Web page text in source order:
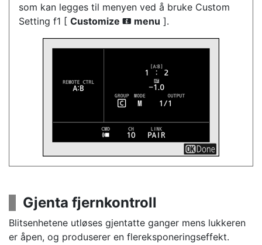
som kan legges til menyen ved å bruke Custom
Setting f1 [ Customize i menu ].
Gjenta fjernkontroll
Blitsenhetene utløses gjentatte ganger mens lukkeren
er åpen, og produserer en flereksponeringseffekt.